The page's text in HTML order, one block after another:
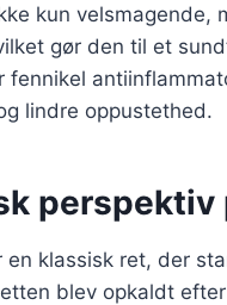
kun velsmagende,
gør den til et
fennikel
lindre oppustethed.
perspektiv
en klassisk ret, der
blev opkaldt